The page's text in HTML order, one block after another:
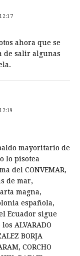
ahora que se
de salir algunas
mayoritario de
lo pisotea
del CONVEMAR,
de mar,
magna,
española,
Ecuador sigue
ALVARADO
BORJA
CORCHO